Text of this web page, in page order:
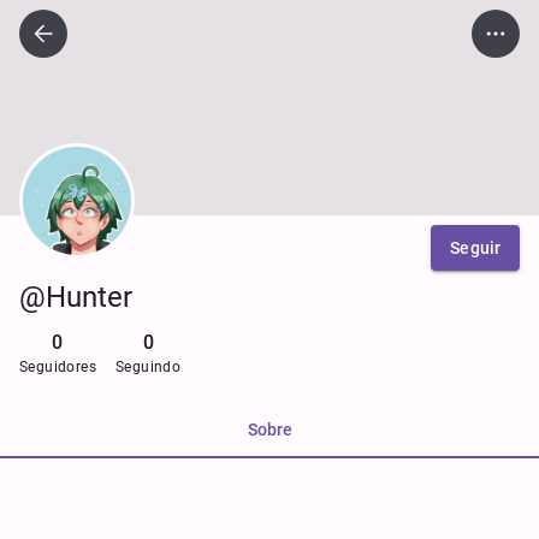
Seguir
@Hunter
0
Seguidores
0
Seguindo
Sobre